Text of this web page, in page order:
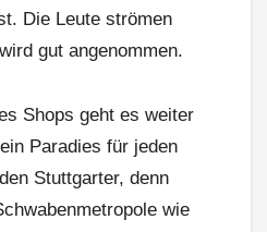
Die Leute strömen
gut angenommen.
Shops geht es weiter
Paradies für jeden
Stuttgarter, denn
wie